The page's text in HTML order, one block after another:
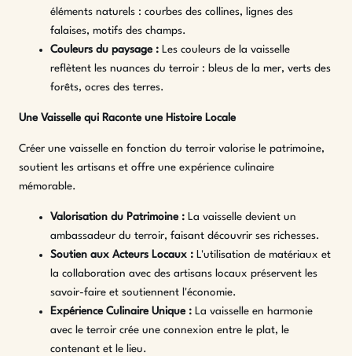
éléments naturels : courbes des collines, lignes des
falaises, motifs des champs.
Couleurs du paysage : Les couleurs de la vaisselle
reflètent les nuances du terroir : bleus de la mer, verts des
forêts, ocres des terres.
Une Vaisselle qui Raconte une Histoire Locale
Créer une vaisselle en fonction du terroir valorise le patrimoine,
soutient les artisans et offre une expérience culinaire
mémorable.
Valorisation du Patrimoine : La vaisselle devient un
ambassadeur du terroir, faisant découvrir ses richesses.
Soutien aux Acteurs Locaux : L'utilisation de matériaux et
la collaboration avec des artisans locaux préservent les
savoir-faire et soutiennent l'économie.
Expérience Culinaire Unique : La vaisselle en harmonie
avec le terroir crée une connexion entre le plat, le
contenant et le lieu.